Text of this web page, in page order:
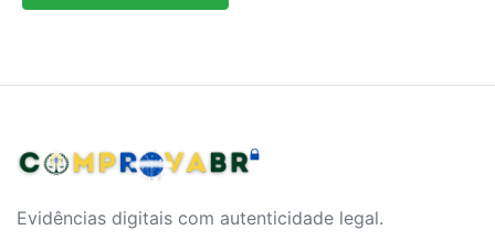
Evidências digitais com autenticidade legal.